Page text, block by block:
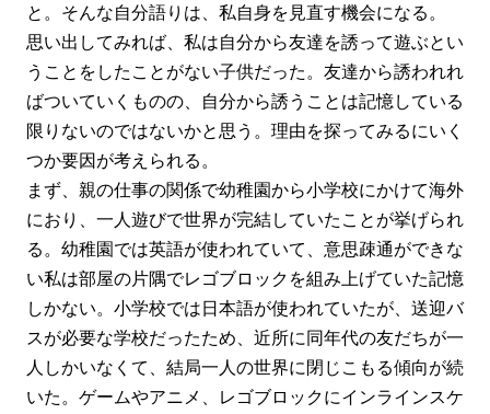
と。そんな自分語りは、私自身を見直す機会になる。
思い出してみれば、私は自分から友達を誘って遊ぶとい
うことをしたことがない子供だった。友達から誘われれ
ばついていくものの、自分から誘うことは記憶している
限りないのではないかと思う。理由を探ってみるにいく
つか要因が考えられる。
まず、親の仕事の関係で幼稚園から小学校にかけて海外
におり、一人遊びで世界が完結していたことが挙げられ
る。幼稚園では英語が使われていて、意思疎通ができな
い私は部屋の片隅でレゴブロックを組み上げていた記憶
しかない。小学校では日本語が使われていたが、送迎バ
スが必要な学校だったため、近所に同年代の友だちが一
人しかいなくて、結局一人の世界に閉じこもる傾向が続
いた。ゲームやアニメ、レゴブロックにインラインスケ